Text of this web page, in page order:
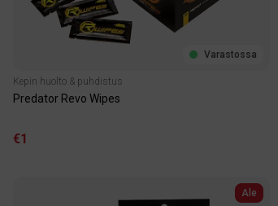
Varastossa
Kepin huolto & puhdistus
Predator Revo Wipes
€1
Ale